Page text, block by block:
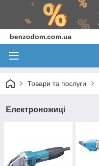
benzodom.com.ua
Товари та послуги
Електроножиці